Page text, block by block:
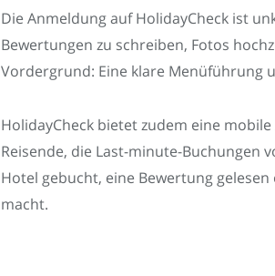
Die Anmeldung auf HolidayCheck ist
Bewertungen zu schreiben, Fotos
Vordergrund: Eine klare Menüführung
HolidayCheck bietet zudem eine
Reisende, die Last-minute-Buchungen
Hotel gebucht, eine Bewertung
macht.